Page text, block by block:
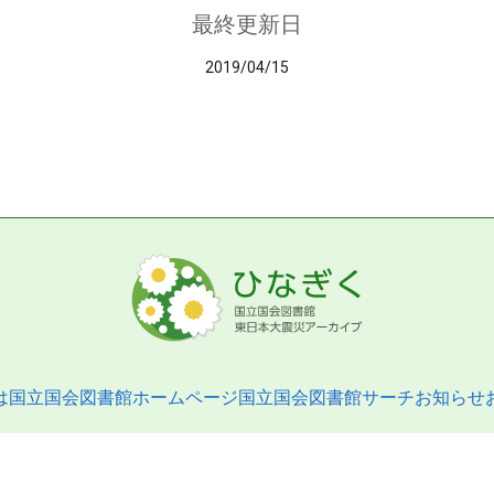
最終更新日
2019/04/15
国立国会図書館ホームページ国立国会図書館サーチお知らせ